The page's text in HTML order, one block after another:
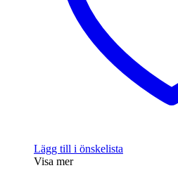
Lägg till i önskelista
Visa mer